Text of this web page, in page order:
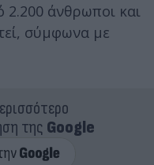
2.200 άνθρωποι και
σύμφωνα με
της Google